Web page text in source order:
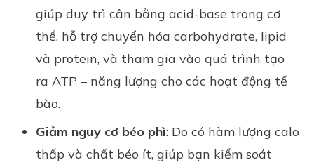
giúp duy trì cân bằng acid-base trong cơ
thể, hỗ trợ chuyển hóa carbohydrate, lipid
và protein, và tham gia vào quá trình tạo
ra ATP – năng lượng cho các hoạt động tế
bào.
Giảm nguy cơ béo phì: Do có hàm lượng calo
thấp và chất béo ít, giúp bạn kiểm soát